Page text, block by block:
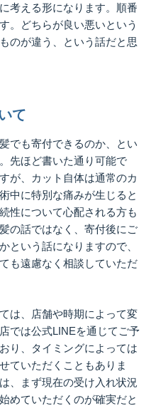
考える形になります。順番
。どちらが良い悪いという
のが違う、という話だと思
て
でも寄付できるのか、とい
先ほど書いた通り可能で
が、カット自体は通常のカ
中に特別な痛みが生じると
性について心配される方も
の話ではなく、寄付後にご
という話になりますので、
も遠慮なく相談していただ
は、店舗や時期によって変
では公式LINEを通じてご予
り、タイミングによっては
ていただくこともありま
、まず現在の受け入れ状況
めていただくのが確実だと